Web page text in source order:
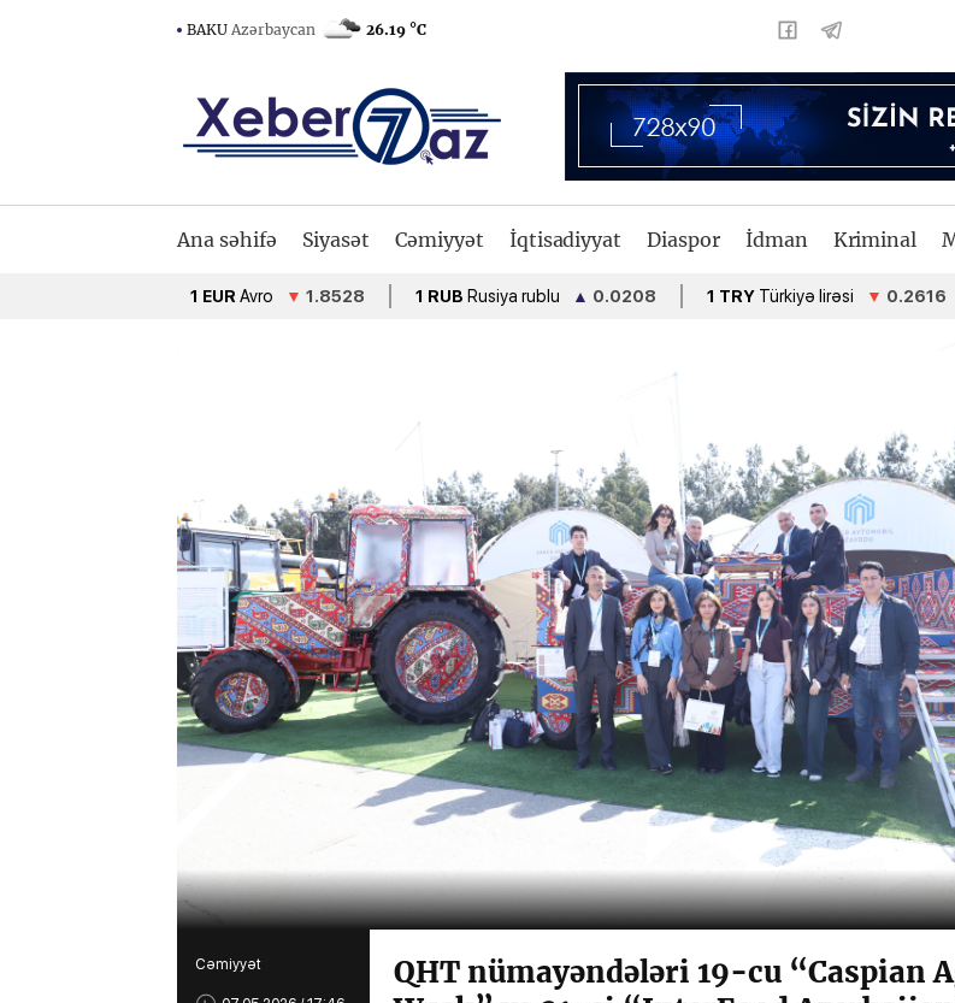
BAKU Azərbaycan 26.19 °C
Ana səhifə Siyasət Cəmiyyət İqtisadiyyat Diaspor İdman Kriminal
▼1.8528 1 RUB Rusiya rublu ▲0.0208 1 TRY Türkiyə lirəsi ▼0.2616 1 GBP
Cəmiyyət
QHT nümayəndələri 19-cu “Caspian